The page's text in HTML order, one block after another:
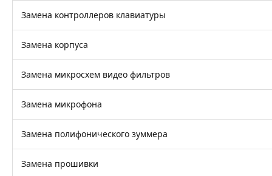
Замена контроллеров клавиатуры
Замена корпуса
Замена микросхем видео фильтров
Замена микрофона
Замена полифонического зуммера
Замена прошивки